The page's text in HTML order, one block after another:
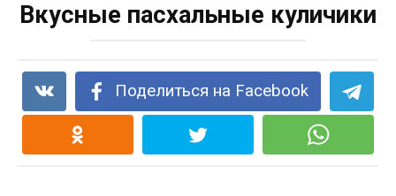
Вкусные пасхальные куличики
Поделиться на Facebook